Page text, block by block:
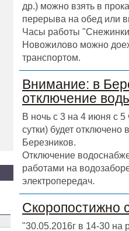
др.) можно взять в
перерыва на обед или
Часы работы
Новожилово можно
транспортом.
Внимание: в
отключение
В ночь с 3 на 4 июня с 5
сутки) будет
Березников.
Отключение
работами на
электропередач.
Скоропостижно
"30.05.2016г в 14-30 на